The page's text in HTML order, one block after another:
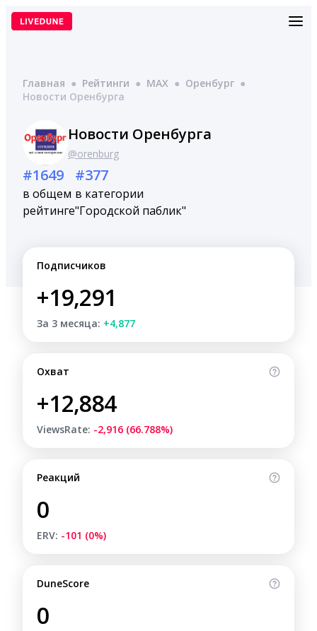
Перейти
Главная ● Рейтинги ● MAX ● Оренбург ●
Новости Оренбурга
Новости Оренбурга
@orenburg
#1649
в общем
рейтинге
#377
в категории
"Городской паблик"
Подписчиков
+19,291
За 3 месяца: +4,877
Охват
+12,884
ViewsRate: -2,916 (66.788%)
Реакций
0
ERV: -101 (0%)
DuneScore
0